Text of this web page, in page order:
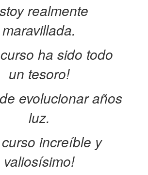
realmente
maravillada.
ha sido todo
un tesoro!
evolucionar años
luz.
curso increíble y
valiosísimo!